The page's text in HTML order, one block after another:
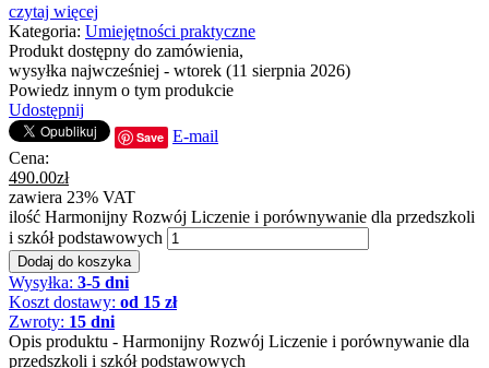
czytaj więcej
Kategoria: Umiejętności praktyczne
Produkt dostępny do zamówienia,
wysyłka najwcześniej - wtorek (11 sierpnia 2026)
Powiedz innym o tym produkcie
Udostępnij
Save E-mail
Cena:
490.00zł
zawiera 23% VAT
ilość Harmonijny Rozwój Liczenie i porównywanie dla przedszkoli
i szkół podstawowych
Dodaj do koszyka
Wysyłka: 3-5 dni
Koszt dostawy: od 15 zł
Zwroty: 15 dni
Opis produktu - Harmonijny Rozwój Liczenie i porównywanie dla
przedszkoli i szkół podstawowych